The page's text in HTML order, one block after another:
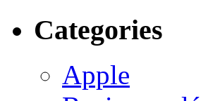
Categories
Apple